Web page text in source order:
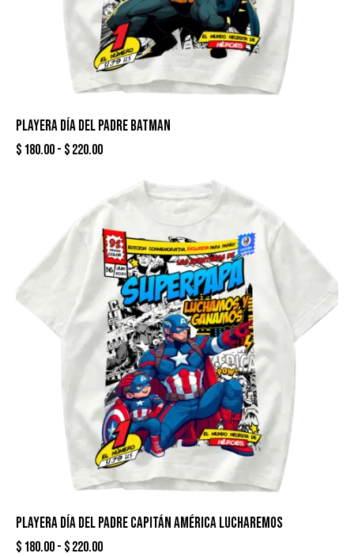
PLAYERA DÍA DEL PADRE BATMAN
$ 180.00- $220.00
PLAYERA DÍA DEL PADRE CAPITÁN AMÉRICA LUCHAREMOS
$ 180.00- $220.00